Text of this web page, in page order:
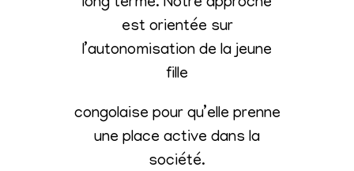
est orientée sur
l’autonomisation de la jeune
fille
congolaise pour qu’elle prenne
une place active dans la
société.